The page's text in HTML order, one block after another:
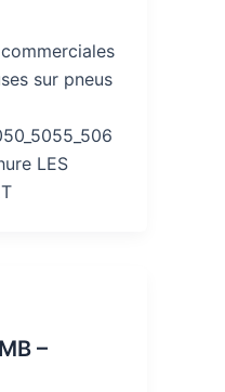
sur pneus
LES
–